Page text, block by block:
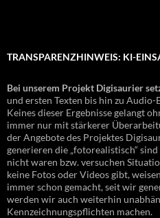
TRANSPARENZHINWEIS: KI-
Bei unserem Projekt Digisaurier
und ersten Texten bis hin zu
Keines dieser Ergebnisse gelangt
immer nur mit stärkerer
der Angebote des Projektes
generieren die „fotorealistisch“
nicht waren bzw. versuchen
keine Fotos oder Videos gibt,
immer schon gemacht, seit wir
werden wir auch weiterhin
Kennzeichnungspflichten machen.